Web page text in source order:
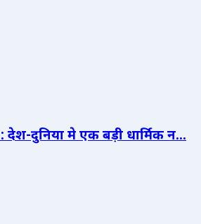
दुनिया मे एक बड़ी धार्मिक न...